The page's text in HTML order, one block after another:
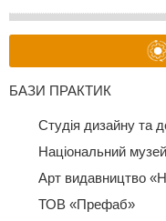
БАЗИ ПРАКТИК
Студія дизайну та
Національний
Арт видавництво
ТОВ «Префаб»